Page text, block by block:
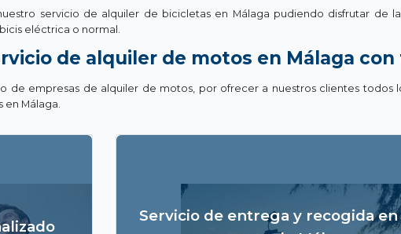
servicio de alquiler de bicicletas en Málaga pudiendo disfrutar de
eléctrica o normal.
de alquiler de motos en Málaga
de empresas de alquiler de motos, por ofrecer a nuestros clientes todos
Málaga.
la
servicio de
que
Servicio de entrega y recogida en
Disponemos de un servicio de entrega y
devolución de nuestras motos en el aeropuerto de
Málaga. Este servicio permite una mayor autonomía